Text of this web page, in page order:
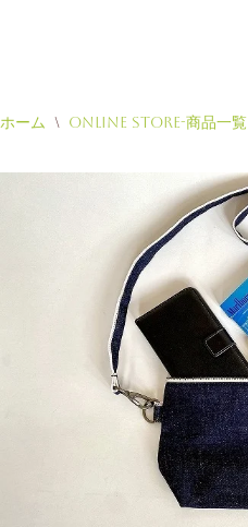
ン
ホーム \ Online Store-商品一覧